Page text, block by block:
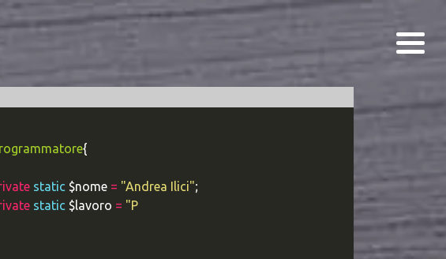
{
static $nome = "Andrea Ilici";
static $lavoro = "Programmatore P